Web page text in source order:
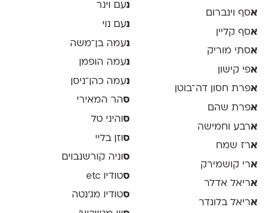
אסף וינברום
אסף קליין
אסתי מוריק
אפי קישון
אפרת חסון דה־בוטן
אפרת שהם
ארבע וחמישה
ארז שמח
ארי קושמירק
אריאל אדלר
אריאל בלונדר
נעם וינר
נעם נוי
נעמה בן־משה
נעמה הופמן
נעמה כהן־ניסן
סהר המאירי
ס והיני טל
סוזן בליי
ס וניה קורשנבוים
סטודיו etc
סטודיו מג'נטה